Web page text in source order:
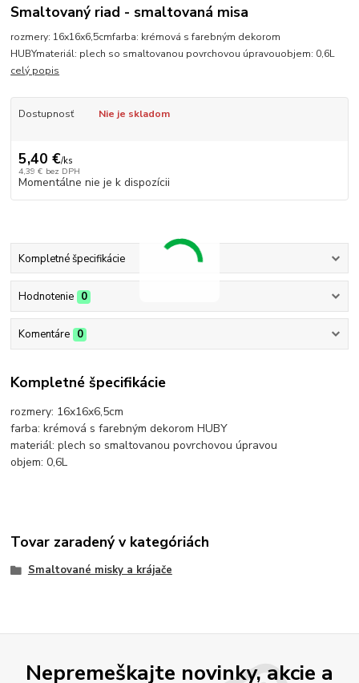
Smaltovaný riad - smaltovaná misa
rozmery: 16x16x6,5cmfarba: krémová s farebným dekorom
HUBYmateriál: plech so smaltovanou povrchovou úpravouobjem: 0,6L
celý popis
Dostupnosť Nie je skladom
5,40 €/ks
4,39 € bez DPH
Momentálne nie je k dispozícii
Kompletné špecifikácie
Hodnotenie 0
Komentáre 0
Kompletné špecifikácie
rozmery: 16x16x6,5cm
farba: krémová s farebným dekorom HUBY
materiál: plech so smaltovanou povrchovou úpravou
objem: 0,6L
Tovar zaradený v kategóriách
Smaltované misky a krájače
Nepremeškajte novinky, akcie a